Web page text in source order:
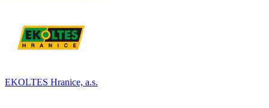
EKOLTES Hranice, a.s.